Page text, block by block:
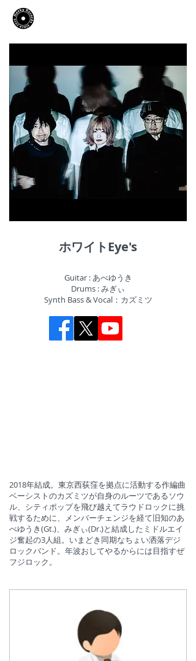
ホワイトEye's
Guitar : あべゆうき
Drums : みぎぃ
Synth Bass & Vocal：カズミツ
2018年結成。東京西荻窪を拠点に活動する作編曲
ベーシストのカズミツが自身のルーツであるソウ
ル、シティポップを飛び越えてラウドロックに挑
戦するために、メンバーチェンジを経て旧知のあ
べゆうき(Gt.)、みぎぃ(Dr.)と結成したミドルエイ
ジ奮起の3人組。いまどき同期なちょい洒落デジ
ロックバンド。年波おしてやるからには目指すぜ
フジロック。